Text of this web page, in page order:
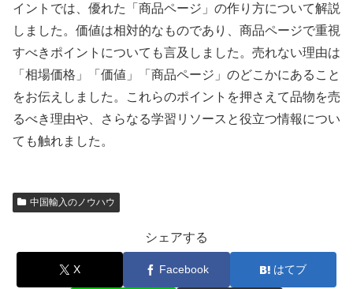
イントでは、優れた「商品ページ」の作り方について解説
しました。価値は相対的なものであり、商品ページで重視
すべきポイントについても言及しました。売れない理由は
「相場価格」「価値」「商品ページ」のどこかにあること
をお伝えしました。これらのポイントを押さえて品物を売
るべき理由や、さらなる学習リソースと役立つ情報につい
ても触れました。
中国輸入のノウハウ
シェアする
X Facebook はてブ